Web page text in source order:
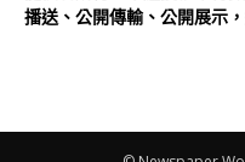
播送、公開傳輸、公開展示